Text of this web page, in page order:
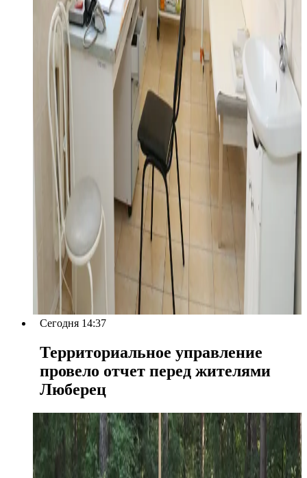
Сегодня 14:37
Территориальное управление
провело отчет перед жителями
Люберец